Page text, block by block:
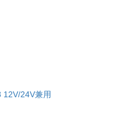
12V/24V兼用